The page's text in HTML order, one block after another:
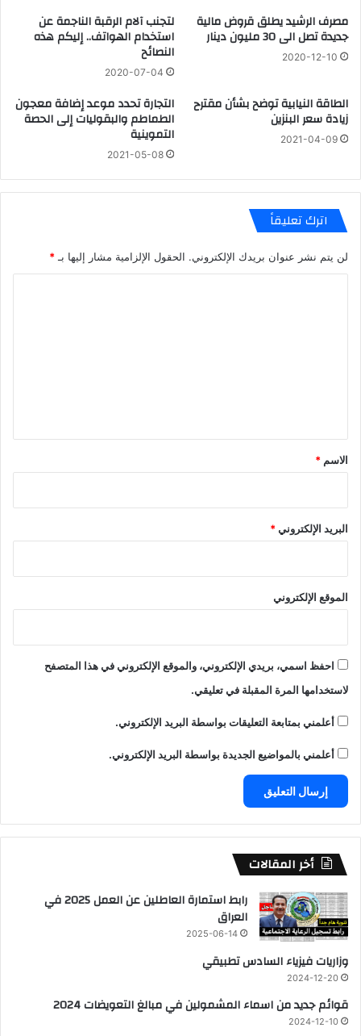
مصرف الرشيد يطلق قروض مالية
جديدة تصل الى 30 مليون دينار
2020-12-10
لتجنب آلام الرقبة الناجمة عن
استخدام الهواتف.. إليكم هذه
النصائح
2020-07-04
الطاقة النيابية توضح بشأن مقترح
زيادة سعر البنزين
2021-04-09
التجارة تحدد موعد إضافة معجون
الطماطم والبقوليات إلى الحصة
التموينية
2021-05-08
اترك تعليقاً
لن يتم نشر عنوان بريدك الإلكتروني. الحقول الإلزامية مشار إليها بـ*
*
الاسم *
البريد الإلكتروني*
الموقع الإلكتروني
احفظ اسمي، بريدي الإلكتروني، والموقع الإلكتروني في هذا المتصفح
لاستخدامها المرة المقبلة في تعليقي.
أعلمني بمتابعة التعليقات بواسطة البريد الإلكتروني.
أعلمني بالمواضيع الجديدة بواسطة البريد الإلكتروني.
أخر المقالات
رابط استمارة العاطلين عن العمل 2025 في
العراق
2025-06-14
وزاريات فيزياء السادس تطبيقي
2024-12-20
قوائم جديد من اسماء المشمولين في مبالغ التعويضات 2024
2024-12-10